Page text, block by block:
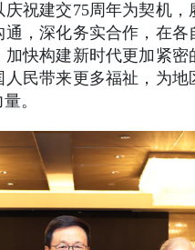
祝建交75周年为契机，
通，深化务实合作，在各
加快构建新时代更加紧密
民带来更多福祉，为地
。